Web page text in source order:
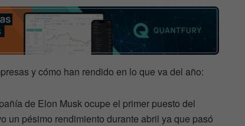
y cómo han rendido en lo que va del año:
de Elon Musk ocupe el primer puesto del
un pésimo rendimiento durante abril ya que pasó